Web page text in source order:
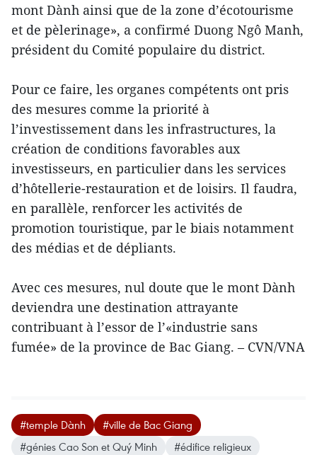
mont Dành ainsi que de la zone d’écotourisme
et de pèlerinage», a confirmé Duong Ngô Manh,
président du Comité populaire du district.
Pour ce faire, les organes compétents ont pris
des mesures comme la priorité à
l’investissement dans les infrastructures, la
création de conditions favorables aux
investisseurs, en particulier dans les services
d’hôtellerie-restauration et de loisirs. Il faudra,
en parallèle, renforcer les activités de
promotion touristique, par le biais notamment
des médias et de dépliants.
Avec ces mesures, nul doute que le mont Dành
deviendra une destination attrayante
contribuant à l’essor de l’«industrie sans
fumée» de la province de Bac Giang. – CVN/VNA
#temple Dành
#ville de Bac Giang
#génies Cao Son et Quý Minh
#édifice religieux